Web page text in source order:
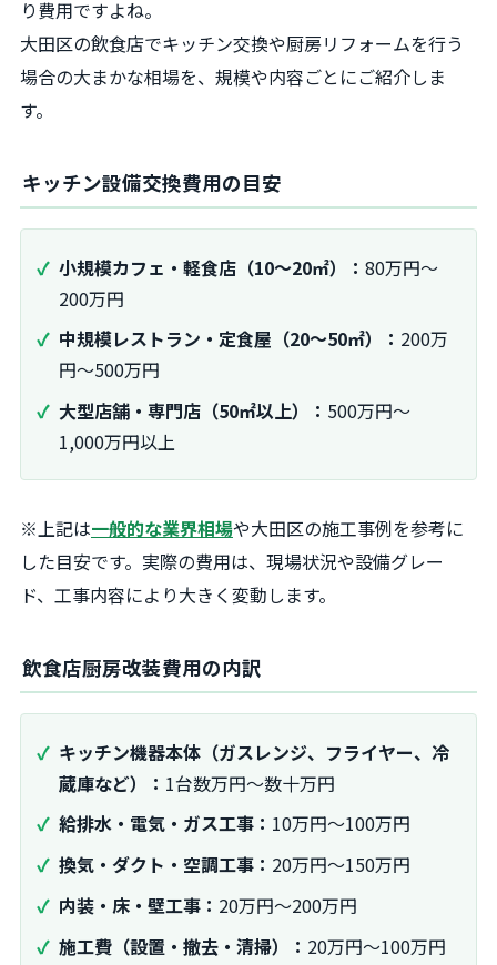
り費用ですよね。
大田区の飲食店でキッチン交換や厨房リフォームを行う
場合の大まかな相場を、規模や内容ごとにご紹介しま
す。
キッチン設備交換費用の目安
小規模カフェ・軽食店（10～20㎡）： 80万円～
200万円
中規模レストラン・定食屋（20～50㎡）： 200万
円～500万円
大型店舗・専門店（50㎡以上）： 500万円～
1,000万円以上
※上記は一般的な業界相場や大田区の施工事例を参考に
した目安です。実際の費用は、現場状況や設備グレー
ド、工事内容により大きく変動します。
飲食店厨房改装費用の内訳
キッチン機器本体（ガスレンジ、フライヤー、冷
蔵庫など）： 1台数万円～数十万円
給排水・電気・ガス工事： 10万円～100万円
換気・ダクト・空調工事： 20万円～150万円
内装・床・壁工事： 20万円～200万円
施工費（設置・撤去・清掃）： 20万円～100万円